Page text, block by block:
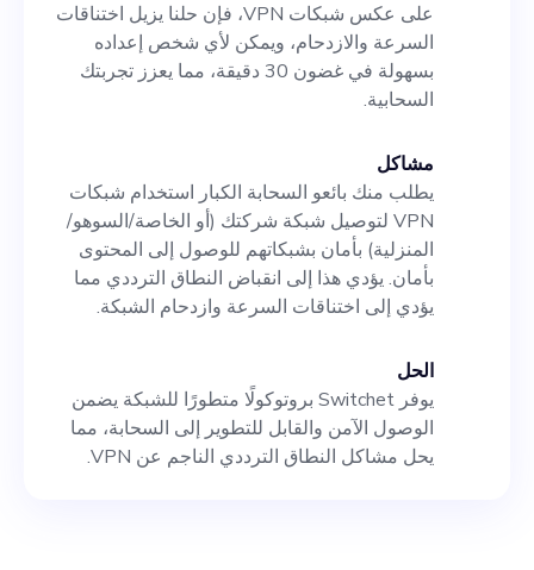
على عكس شبكات VPN، فإن حلنا يزيل اختناقات
السرعة والازدحام، ويمكن لأي شخص إعداده
بسهولة في غضون 30 دقيقة، مما يعزز تجربتك
السحابية.
مشاكل
يطلب منك بائعو السحابة الكبار استخدام شبكات
VPN لتوصيل شبكة شركتك (أو الخاصة/السوهو/
المنزلية) بأمان بشبكاتهم للوصول إلى المحتوى
بأمان. يؤدي هذا إلى انقباض النطاق الترددي مما
يؤدي إلى اختناقات السرعة وازدحام الشبكة.
الحل
يوفر Switchet بروتوكولًا متطورًا للشبكة يضمن
الوصول الآمن والقابل للتطوير إلى السحابة، مما
يحل مشاكل النطاق الترددي الناجم عن VPN.